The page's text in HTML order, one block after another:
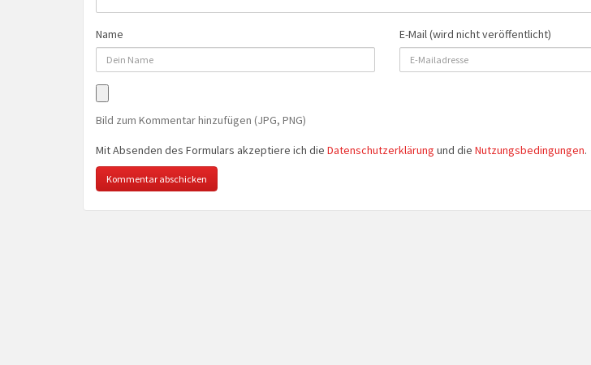
Name E-Mail (wird nicht veröffentlicht)
Bild zum Kommentar hinzufügen (JPG, PNG)
Mit Absenden des Formulars akzeptiere ich die Datenschutzerklärung und die Nutzungsbedingungen.